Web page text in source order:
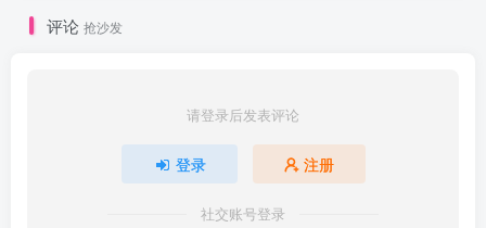
评论 抢沙发
请登录后发表评论
登录 注册
社交账号登录